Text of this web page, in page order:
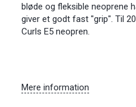
bløde og fleksible neoprene
giver et godt fast "grip". Til
Curls E5 neopren.
Mere information